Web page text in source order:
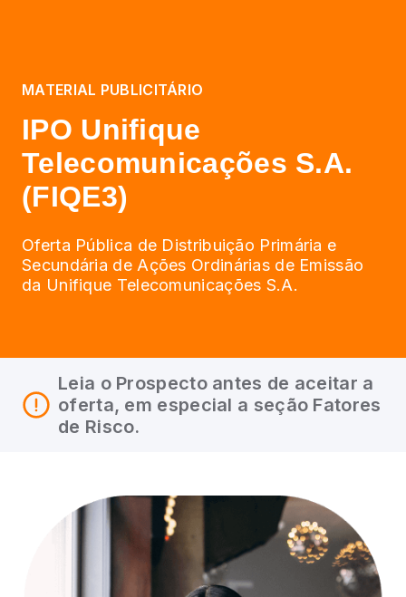
MATERIAL PUBLICITÁRIO
IPO Unifique
Telecomunicações S.A.
(FIQE3)
Oferta Pública de Distribuição Primária e
Secundária de Ações Ordinárias de Emissão
da Unifique Telecomunicações S.A.
Leia o Prospecto antes de aceitar a
oferta, em especial a seção Fatores
de Risco.